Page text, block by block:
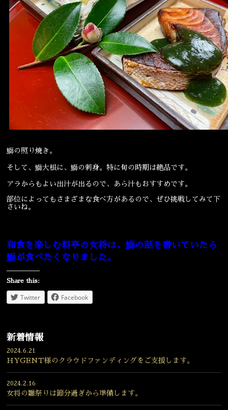
鰤の照り焼き。
そして、鰤大根に、鰤の刺身。特に旬の時期は絶品です。
アラからもよい出汁が出るので、あら汁もおすすめです。
部位によってもさまざまな食べ方があるので、ぜひ挑戦してみて下
さいね。
和食を楽しむ料亭の女将は、鰤の話を書いていたら
鰤が食べたくなりました。​
Share this:
Twitter Facebook
新着情報
2024.6.21
HYGENT様のクラウドファンディングをご支援します。
2024.2.16
女将の雛祭りは節分過ぎから準備します。